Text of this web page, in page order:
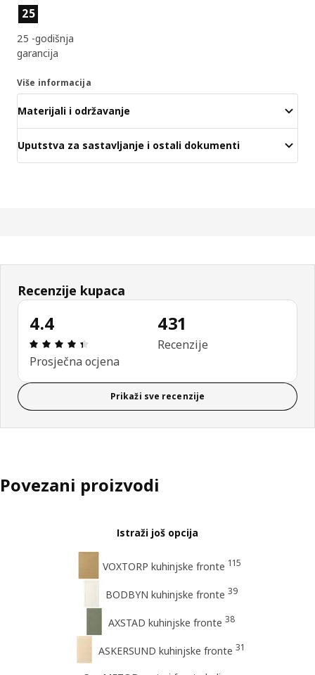
Značajke proizvoda
25
25 -godišnja
garancija
Više informacija
Materijali i održavanje
Uputstva za sastavljanje i ostali dokumenti
Recenzije kupaca
4.4
Ocjena i recenzija: 4.4 od 5 zvjezdica. Ukupno
Prosječna ocjena
431
Recenzije
Prikaži sve recenzije
Povezani proizvodi
Istraži još opcija
VOXTORP kuhinjske fronte 115
BODBYN kuhinjske fronte 39
AXSTAD kuhinjske fronte 38
ASKERSUND kuhinjske fronte 31